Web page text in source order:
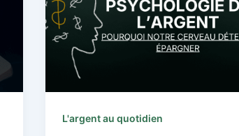
L'argent au quotidien